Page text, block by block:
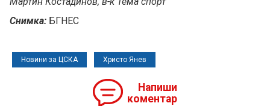
Снимка: БГНЕС
Новини за ЦСКА Христо Янев
Напиши
коментар